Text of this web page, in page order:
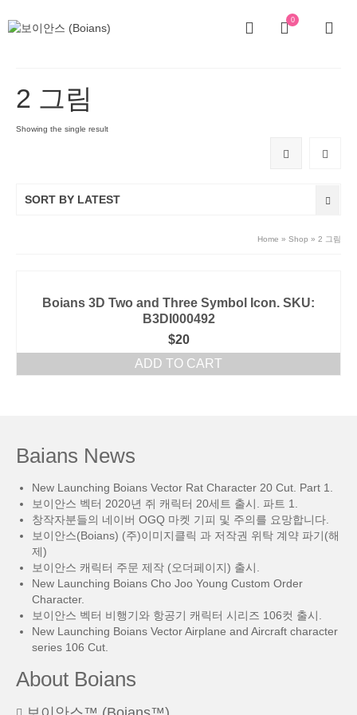
0
2 그림
Showing the single result
SORT BY LATEST
Home » Shop » 2 그림
Boians 3D Two and Three Symbol Icon. SKU:
B3DI000492
$20
ADD TO CART
Baians News
New Launching Boians Vector Rat Character 20 Cut. Part 1.
보이안스 벡터 2020년 쥐 캐릭터 20세트 출시. 파트 1.
창작자분들의 네이버 OGQ 마켓 기피 및 주의를 요망합니다.
보이안스(Boians) (주)이미지클릭 과 저작권 위탁 계약 파기(해
제)
보이안스 캐릭터 주문 제작 (오더페이지) 출시.
New Launching Boians Cho Joo Young Custom Order
Character.
보이안스 벡터 비행기와 항공기 캐릭터 시리즈 106컷 출시.
New Launching Boians Vector Airplane and Aircraft character
series 106 Cut.
About Boians